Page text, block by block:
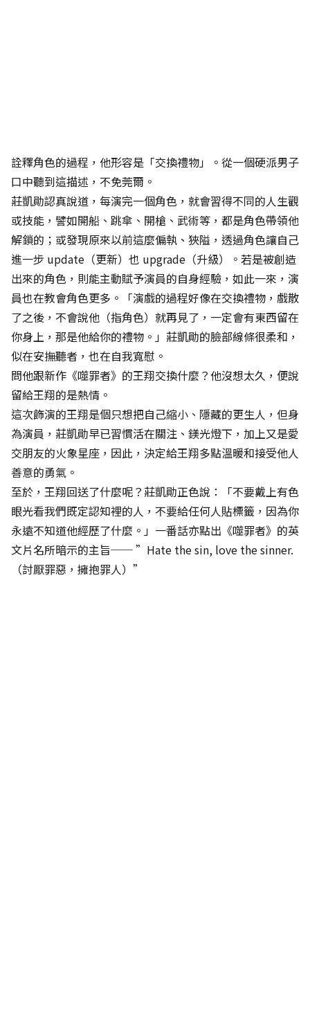
詮釋角色的過程，他形容是「交換禮物」。從一個硬派男子
口中聽到這描述，不免莞爾。
莊凱勛認真說道，每演完一個角色，就會習得不同的人生觀
或技能，譬如開船、跳傘、開槍、武術等，都是角色帶領他
解鎖的；或發現原來以前這麼偏執、狹隘，透過角色讓自己
進一步 update（更新）也 upgrade（升級）。若是被創造
出來的角色，則能主動賦予演員的自身經驗，如此一來，演
員也在教會角色更多。「演戲的過程好像在交換禮物，戲散
了之後，不會說他（指角色）就再見了，一定會有東西留在
你身上，那是他給你的禮物。」莊凱勛的臉部線條很柔和，
似在安撫聽者，也在自我寬慰。
問他跟新作《噬罪者》的王翔交換什麼？他沒想太久，便說
留給王翔的是熱情。
這次飾演的王翔是個只想把自己縮小、隱藏的更生人，但身
為演員，莊凱勛早已習慣活在關注、鎂光燈下，加上又是愛
交朋友的火象星座，因此，決定給王翔多點溫暖和接受他人
善意的勇氣。
至於，王翔回送了什麼呢？莊凱勛正色說：「不要戴上有色
眼光看我們既定認知裡的人，不要給任何人貼標籤，因為你
永遠不知道他經歷了什麼。」一番話亦點出《噬罪者》的英
文片名所暗示的主旨── ”Hate the sin, love the sinner.
（討厭罪惡，擁抱罪人）”